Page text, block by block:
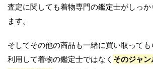
査定に関しても着物専門の鑑定士がしっ
ます。
そしてその他の商品も一緒に買い取って
利用して着物の鑑定士ではなく そのジャ